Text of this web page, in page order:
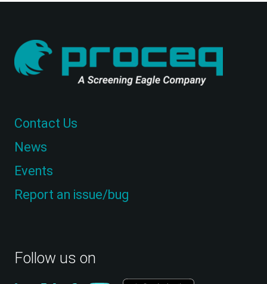
Follow us on
Contact Us
News
Events
Report an issue/bug